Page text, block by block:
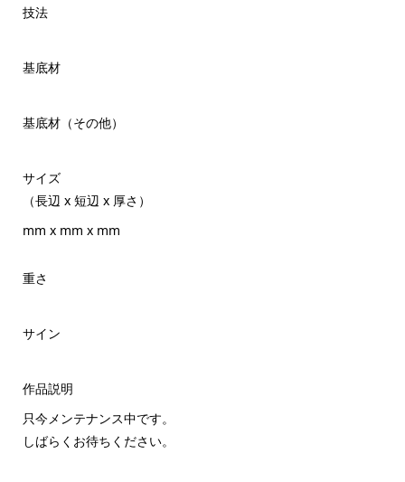
技法
基底材
基底材（その他）
サイズ
（長辺 x 短辺 x 厚さ）
mm x mm x mm
重さ
サイン
作品説明
只今メンテナンス中です。
しばらくお待ちください。